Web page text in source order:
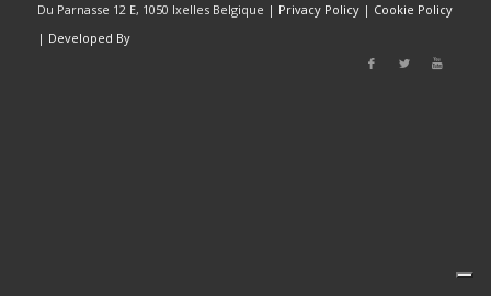
Du Parnasse 12 E, 1050 Ixelles Belgique | Privacy Policy| Cookie Policy
| Developed By